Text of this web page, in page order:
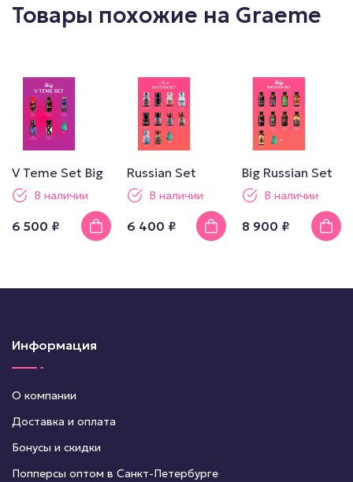
Товары похожие на Graeme
V Teme Set Big
В наличии
6 500 ₽
Russian Set
В наличии
6 400 ₽
Big Russian Set
В наличии
8 900 ₽
Информация
О компании
Доставка и оплата
Бонусы и скидки
Попперсы оптом в Санкт-Петербурге